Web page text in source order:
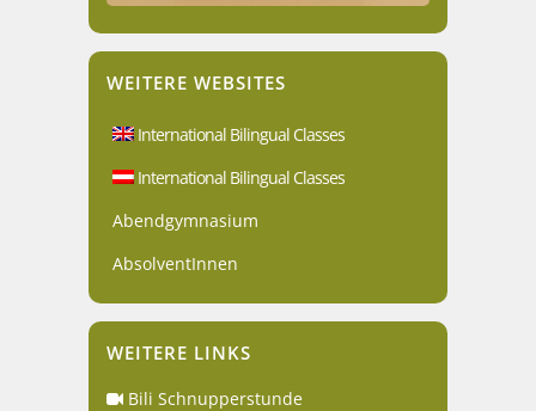
WEITERE WEBSITES
International Bilingual Classes
International Bilingual Classes
Abendgymnasium
AbsolventInnen
WEITERE LINKS
Bili Schnupperstunde